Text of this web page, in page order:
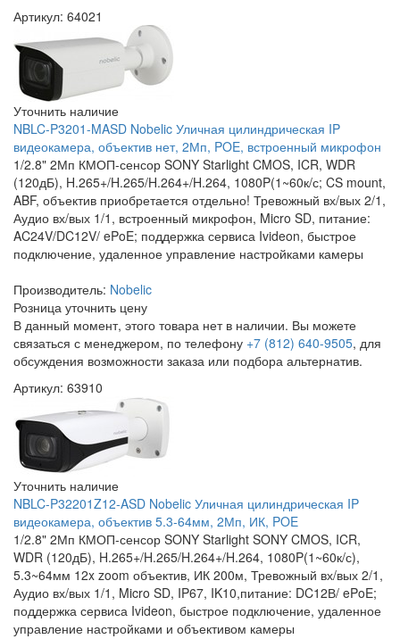
Артикул: 64021
Уточнить наличие
NBLC-P3201-MASD Nobelic Уличная цилиндрическая IP
видеокамера, объектив нет, 2Мп, POE, встроенный микрофон
1/2.8" 2Мп КМОП-сенсор SONY Starlight CMOS, ICR, WDR
(120дБ), H.265+/H.265/H.264+/H.264, 1080P(1~60к/с; CS mount,
ABF, объектив приобретается отдельно! Тревожный вх/вых 2/1,
Аудио вх/вых 1/1, встроенный микрофон, Micro SD, питание:
AC24V/DC12V/ ePoE; поддержка сервиса Ivideon, быстрое
подключение, удаленное управление настройками камеры
Производитель: Nobelic
Розница уточнить цену
В данный момент, этого товара нет в наличии. Вы можете
связаться с менеджером, по телефону +7 (812) 640-9505, для
обсуждения возможности заказа или подбора альтернатив.
Артикул: 63910
Уточнить наличие
NBLC-P32201Z12-ASD Nobelic Уличная цилиндрическая IP
видеокамера, объектив 5.3-64мм, 2Мп, ИК, POE
1/2.8" 2Мп КМОП-сенсор SONY Starlight SONY CMOS, ICR,
WDR (120дБ), H.265+/H.265/H.264+/H.264, 1080P(1~60к/с),
5.3~64мм 12x zoom объектив, ИК 200м, Тревожный вх/вых 2/1,
Аудио вх/вых 1/1, Micro SD, IP67, IK10,питание: DC12В/ ePoE;
поддержка сервиса Ivideon, быстрое подключение, удаленное
управление настройками и объективом камеры